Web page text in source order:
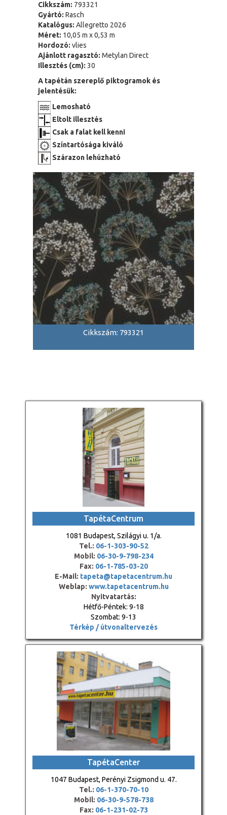
Cikkszám: 793321
Gyártó: Rasch
Katalógus: Allegretto 2026
Méret: 10,05 m x 0,53 m
Hordozó: vlies
Ajánlott ragasztó: Metylan Direct
Illesztés (cm): 30
A tapétán szereplő piktogramok és
jelentésük:
Lemosható
Eltolt illesztés
Csak a falat kell kenni
Színtartósága kiváló
Szárazon lehúzható
Cikkszám: 793321
TapétaCentrum
1081 Budapest, Szilágyi u. 1/a.
Tel.: 06-1-303-90-52
Mobil: 06-30-9-798-234
Fax: 06-1-785-03-20
E-Mail: tapeta@tapetacentrum.hu
Weblap: www.tapetacentrum.hu
Nyitvatartás:
Hétfő-Péntek: 9-18
Szombat: 9-13
Térkép / útvonaltervezés
TapétaCenter
1047 Budapest, Perényi Zsigmond u. 47.
Tel.: 06-1-370-70-10
Mobil: 06-30-9-578-738
Fax: 06-1-231-02-73